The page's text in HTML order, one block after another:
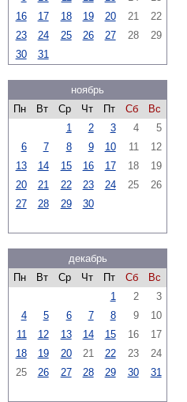
16
17 18 19 20 21
22
23
24 25 26 27 28
29
30
31
ноябрь
Пн
Вт Ср Чт Пт Сб
Вс
1
2 3 4
5
6
7 8 9 10 11
12
13
14 15 16 17 18
19
20
21 22 23 24 25
26
27
28 29 30
декабрь
Пн
Вт Ср Чт Пт Сб
Вс
1
2
3
4
5 6 7 8 9
10
11
12 13 14 15 16
17
18
19 20 21 22 23
24
25
26 27 28 29 30 31